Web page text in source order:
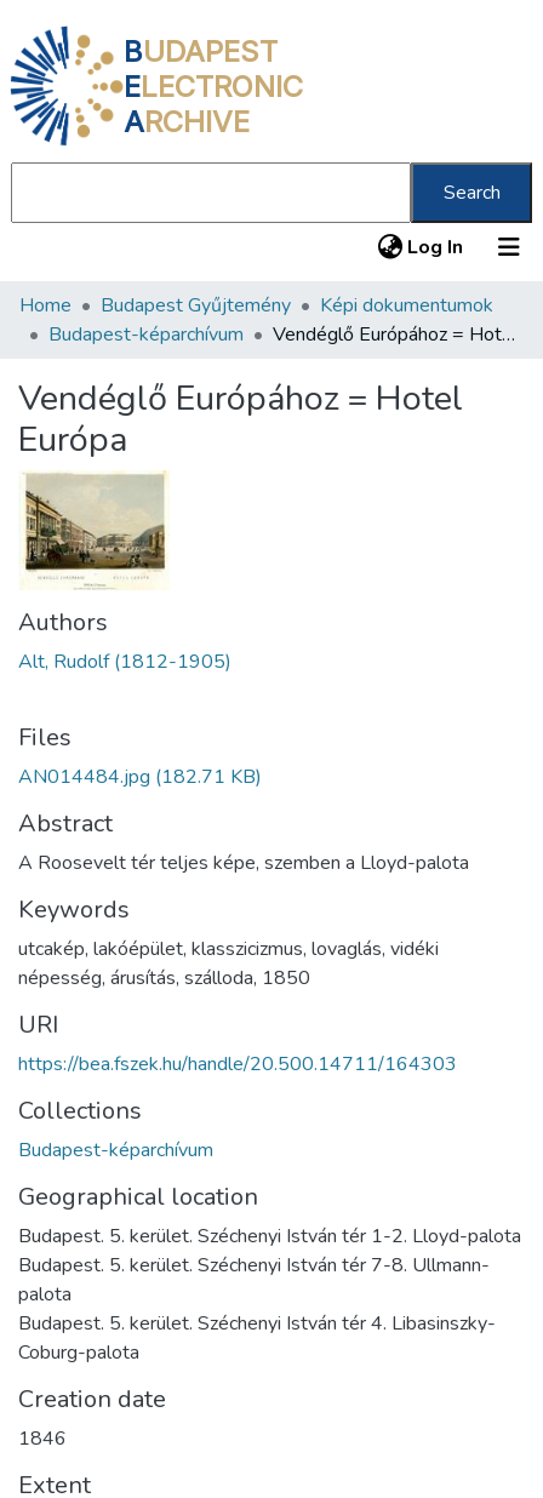
BUDAPEST
ELECTRONIC
ARCHIVE
Search
Log In (current)
Communities & Collections
Statistics
About us
Home Budapest Gyűjtemény
Képi dokumentumok
Budapest-képarchívum
Vendéglő Európához = Hotel Európa
Vendéglő Európához = Hotel
Európa
Authors
Alt, Rudolf (1812-1905)
Files
AN014484.jpg (182.71 KB)
Abstract
A Roosevelt tér teljes képe, szemben a Lloyd-palota
Keywords
utcakép, lakóépület, klasszicizmus, lovaglás, vidéki
népesség, árusítás, szálloda, 1850
URI
https://bea.fszek.hu/handle/20.500.14711/164303
Collections
Budapest-képarchívum
Geographical location
Budapest. 5. kerület. Széchenyi István tér 1-2. Lloyd-palota
Budapest. 5. kerület. Széchenyi István tér 7-8. Ullmann-
palota
Budapest. 5. kerület. Széchenyi István tér 4. Libasinszky-
Coburg-palota
Creation date
1846
Extent